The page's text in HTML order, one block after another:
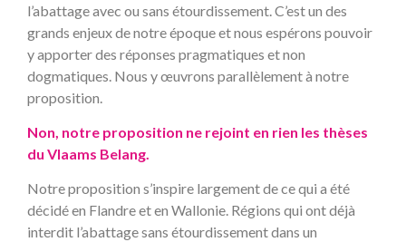
l’abattage avec ou sans étourdissement. C’est un des
grands enjeux de notre époque et nous espérons pouvoir
y apporter des réponses pragmatiques et non
dogmatiques. Nous y œuvrons parallèlement à notre
proposition.
Non, notre proposition ne rejoint en rien les thèses
du Vlaams Belang.
Notre proposition s’inspire largement de ce qui a été
décidé en Flandre et en Wallonie. Régions qui ont déjà
interdit l’abattage sans étourdissement dans un